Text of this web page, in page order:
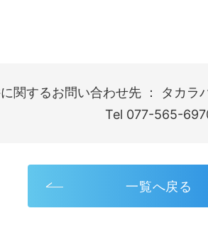
関するお問い合わせ先 ： タカラ
Tel 077-565-
一覧へ戻る